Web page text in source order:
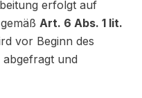
erfolgt auf
Art. 6 Abs. 1 lit.
vor Beginn des
abgefragt und